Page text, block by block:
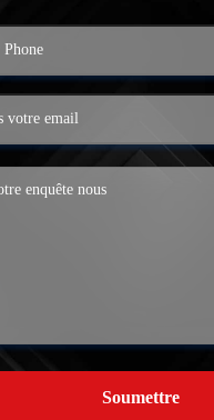
Soumettre